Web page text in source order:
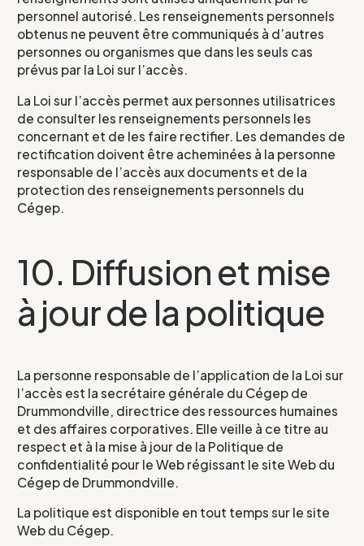
personnel autorisé. Les renseignements personnels
obtenus ne peuvent être communiqués à d’autres
personnes ou organismes que dans les seuls cas
prévus par la Loi sur l’accès.
La Loi sur l’accès permet aux personnes utilisatrices
de consulter les renseignements personnels les
concernant et de les faire rectifier. Les demandes de
rectification doivent être acheminées à la personne
responsable de l’accès aux documents et de la
protection des renseignements personnels du
Cégep.
10. Diffusion et mise
à jour de la politique
La personne responsable de l’application de la Loi sur
l’accès est la secrétaire générale du Cégep de
Drummondville, directrice des ressources humaines
et des affaires corporatives. Elle veille à ce titre au
respect et à la mise à jour de la Politique de
confidentialité pour le Web régissant le site Web du
Cégep de Drummondville.
La politique est disponible en tout temps sur le site
Web du Cégep.